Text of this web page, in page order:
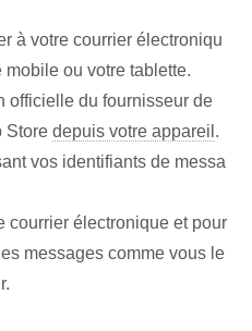
à votre courrier électroniqu
ou votre tablette.
officielle du fournisseur de
Store depuis votre appareil .
vos identifiants de messa
courrier électronique et pour
messages comme vous le